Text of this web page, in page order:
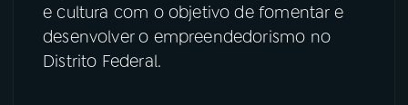
Instagram X
TikTok
e cultura com o objetivo de fomentar e
desenvolver o empreendedorismo no
Distrito Federal.